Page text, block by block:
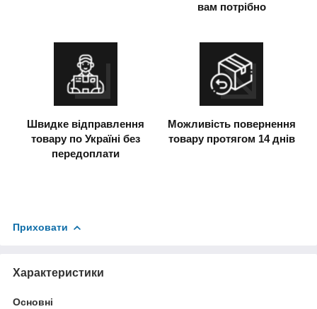
вам потрібно
Швидке відправлення
товару по Україні без
передоплати
Можливість повернення
товару протягом 14 днів
Приховати
Характеристики
Основні